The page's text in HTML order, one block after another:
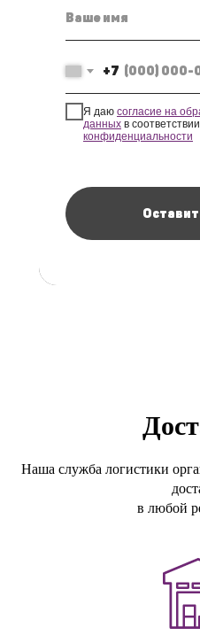
+7
Я даю согласие на
данных в
конфиденциальности
Наша служба логистики
в любой